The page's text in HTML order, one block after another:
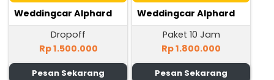
Weddingcar Alphard
Dropoff
Rp 1.500.000
Pesan Sekarang
Weddingcar Alphard
Paket 10 Jam
Rp 1.800.000
Pesan Sekarang